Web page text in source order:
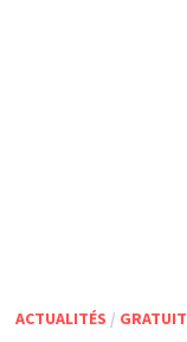
ACTUALITÉS / GRATUIT